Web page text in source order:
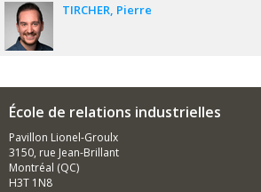
TIRCHER Pierre
École de relations industrielles
Pavillon Lionel-Groulx
3150, rue Jean-Brillant
Montréal (QC)
H3T 1N8